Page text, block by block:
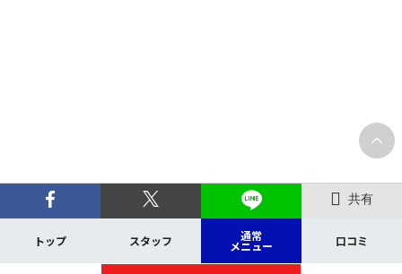
共有
トップ スタッフ 通常
メニュー 口コミ